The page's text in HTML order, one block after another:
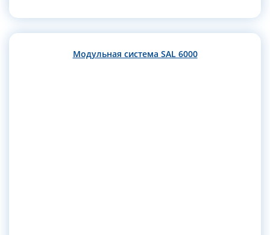
Модульная система SAL 6000